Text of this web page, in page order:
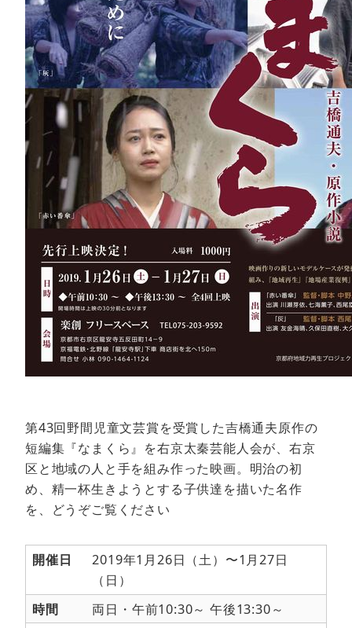
第43回野間児童文芸賞を受賞した吉橋通夫原作の
短編集『なまくら』を右京太秦芸能人会が、右京
区と地域の人と手を組み作った映画。明治の初
め、精一杯生きようとする子供達を描いた名作
を、どうぞご覧ください
開催日
2019年1月26日（土）〜1月27日
（日）
時間
両日・午前10:30～ 午後13:30～